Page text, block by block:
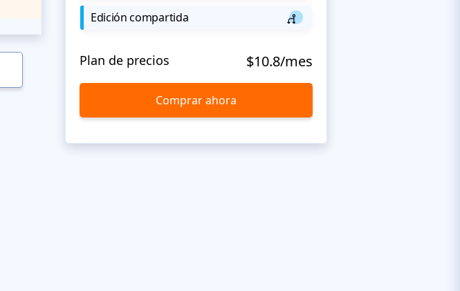
Edición compartida
Plan de precios $10.8/mes
Comprar ahora